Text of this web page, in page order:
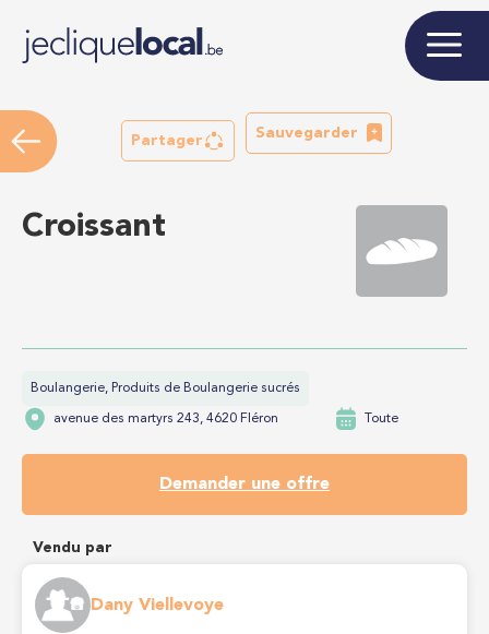
Partager
Sauvegarder
Croissant
Boulangerie, Produits de Boulangerie sucrés
avenue des martyrs 243, 4620 Fléron Toute
Demander une offre
Vendu par
Dany Viellevoye